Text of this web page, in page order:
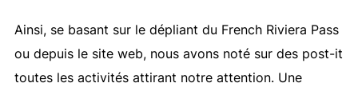
Ainsi, se basant sur le dépliant du French Riviera Pass
ou depuis le site web, nous avons noté sur des post-it
toutes les activités attirant notre attention. Une